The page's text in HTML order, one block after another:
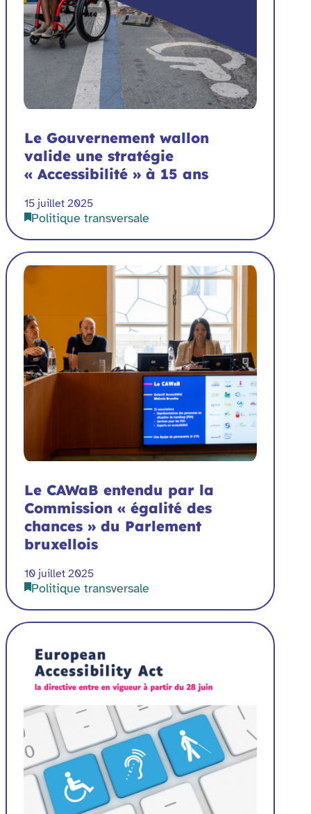
Le Gouvernement wallon
valide une stratégie
« Accessibilité » à 15 ans
15 juillet 2025
Politique transversale
Le CAWaB entendu par la
Commission « égalité des
chances » du Parlement
bruxellois
10 juillet 2025
Politique transversale